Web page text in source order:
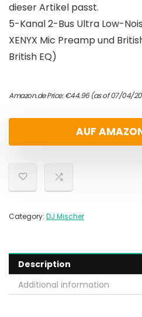
dieser Artikel passt.
5-Kanal 2-Bus Ultra Low-
XENYX Mic Preamp und
British EQ)
Amazon.de Price:€44.96(as of 07/04/
AUF
Category: DJ Mischer
Description
Additional information